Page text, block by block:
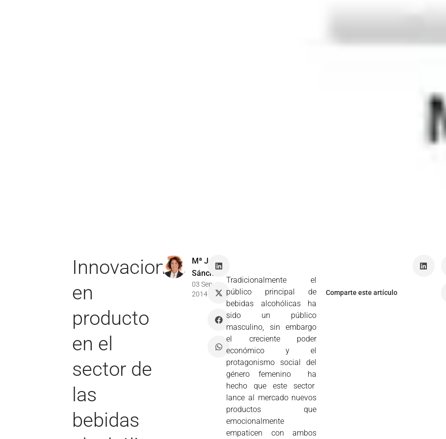
Innovaciones
en
producto
en el
sector de
las
bebidas
Mª José
Sánchez
03 Sep
2014
Tradicionalmente el
público principal de
bebidas alcohólicas ha
sido un público
masculino, sin embargo
el creciente poder
económico y el
protagonismo social del
género femenino ha
hecho que este sector
lance al mercado nuevos
productos que
emocionalmente
empaticen con ambos
Comparte este artículo